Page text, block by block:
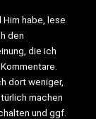
habe, lese
den
die ich
dort weniger,
machen
und ggf.